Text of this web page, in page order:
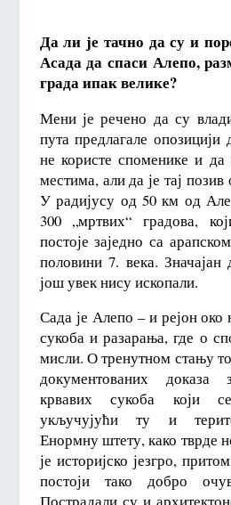
Да ли је тачно да су и
Асада да спаси Алепо,
града ипак велике?
Мени је речено да су
пута предлагале опозицији
не користе споменике и
местима, али да је тај позив
У радијусу од 50 км од
300 „мртвих“ градова,
постоје заједно са
половини 7. века.
још увек нису ископали.
Сада је Алепо – и рејон
сукоба и разарања, где о
мисли. О тренутном стању
документованих доказа
крвавих сукоба који
укључујући ту и
Енормну штету, како тврде
је историјско језгро,
постоји тако добро